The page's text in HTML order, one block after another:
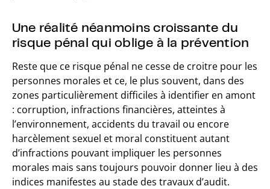
Une réalité néanmoins croissante du
risque pénal qui oblige à la prévention
Reste que ce risque pénal ne cesse de croitre pour les
personnes morales et ce, le plus souvent, dans des
zones particulièrement difficiles à identifier en amont
: corruption, infractions financières, atteintes à
l’environnement, accidents du travail ou encore
harcèlement sexuel et moral constituent autant
d’infractions pouvant impliquer les personnes
morales mais sans toujours pouvoir donner lieu à des
indices manifestes au stade des travaux d’audit.